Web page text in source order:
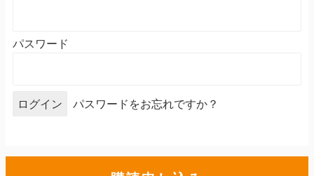
パスワード
パスワードをお忘れですか？